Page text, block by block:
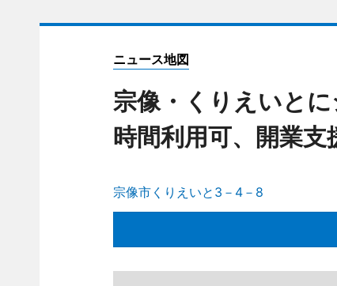
ニュース地図
宗像・くりえいと
時間利用可、開業支
宗像市くりえいと3－4－8